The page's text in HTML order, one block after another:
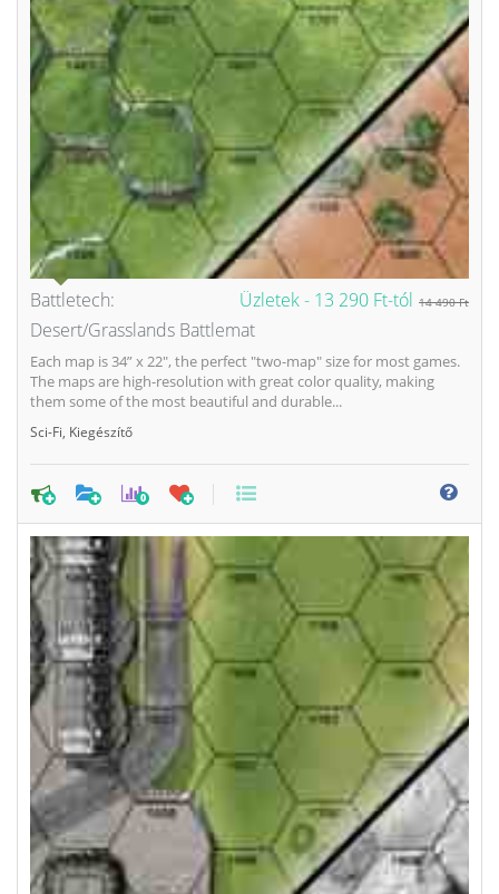
Üzletek - 13 290 Ft-tól 14 490 Ft
Battletech:
Desert/Grasslands Battlemat
Each map is 34” x 22", the perfect "two-map" size for most games.
The maps are high-resolution with great color quality, making
them some of the most beautiful and durable...
Sci-Fi Kiegészítő
0